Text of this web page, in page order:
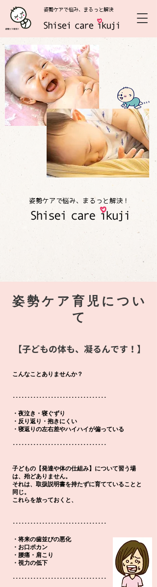
姿勢ケアで悩み、まるっと解決
姿勢ケアで悩み、まるっと解決！
姿勢ケア育児につい
て
【子どもの体も、凝るんです！】
こんなことありませんか？
･････････････ ･･･････････････････
・夜泣き・寝ぐずり
・反り返り・抱きにくい
・寝返りの左右差やハイハイが偏っている
････････････････････････････････
子どもの【発達や体の仕組み】について習う場
は、殆どありません。
それは、取扱説明書を持たずに育てていることと
同じ。
これらを放っておくと、
････････････････････････････････
・将来の歯並びの悪化
・お口ポカン
・腰痛・肩こり
・視力の低下
････････････････････････････････